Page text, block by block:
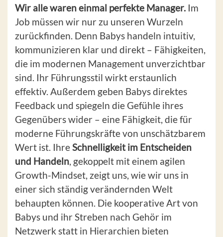
Wir alle waren einmal perfekte Manager. Im
Job müssen wir nur zu unseren Wurzeln
zurückfinden. Denn Babys handeln intuitiv,
kommunizieren klar und direkt – Fähigkeiten,
die im modernen Management unverzichtbar
sind. Ihr Führungsstil wirkt erstaunlich
effektiv. Außerdem geben Babys direktes
Feedback und spiegeln die Gefühle ihres
Gegenübers wider – eine Fähigkeit, die für
moderne Führungskräfte von unschätzbarem
Wert ist. IhreSchnelligkeit im Entscheiden
und Handeln, gekoppelt mit einem agilen
Growth-Mindset, zeigt uns, wie wir uns in
einer sich ständig verändernden Welt
behaupten können. Die kooperative Art von
Babys und ihr Streben nach Gehör im
Netzwerk statt in Hierarchien bieten